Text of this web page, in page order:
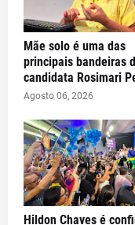
Mãe solo é uma das
principais bandeiras
candidata Rosimari
Agosto 06, 2026
Hildon Chaves é